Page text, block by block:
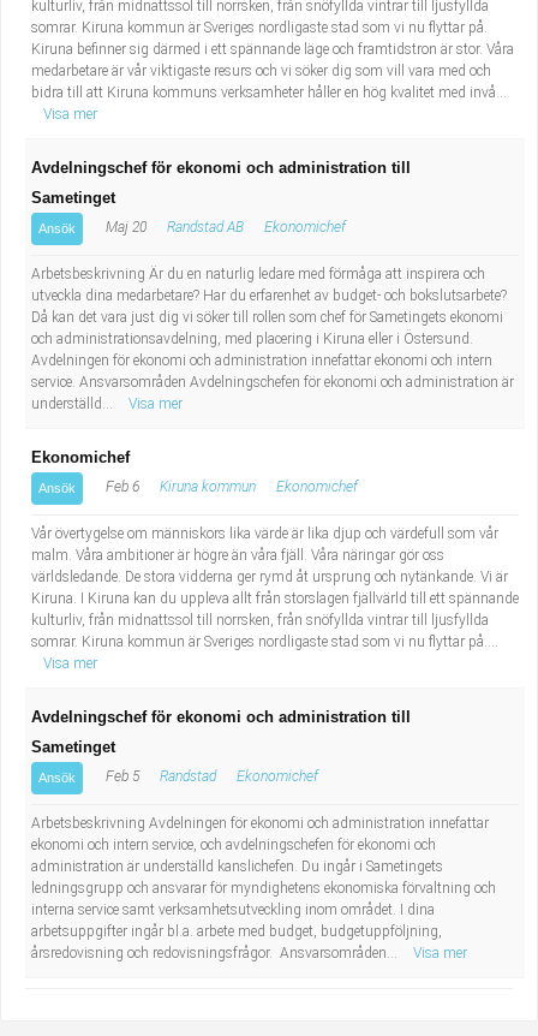
kulturliv, från midnattssol till norrsken, från snöfyllda vintrar till ljusfyllda
somrar. Kiruna kommun är Sveriges nordligaste stad som vi nu flyttar på.
Kiruna befinner sig därmed i ett spännande läge och framtidstron är stor. Våra
medarbetare är vår viktigaste resurs och vi söker dig som vill vara med och
bidra till att Kiruna kommuns verksamheter håller en hög kvalitet med invå...
Visa mer
Avdelningschef för ekonomi och administration till
Sametinget
Ansök Maj 20 Randstad AB Ekonomichef
Arbetsbeskrivning Är du en naturlig ledare med förmåga att inspirera och
utveckla dina medarbetare? Har du erfarenhet av budget- och bokslutsarbete?
Då kan det vara just dig vi söker till rollen som chef för Sametingets ekonomi
och administrationsavdelning, med placering i Kiruna eller i Östersund.
Avdelningen för ekonomi och administration innefattar ekonomi och intern
service. Ansvarsområden Avdelningschefen för ekonomi och administration är
underställd...
Visa mer
Ekonomichef
Ansök Feb 6 Kiruna kommun Ekonomichef
Vår övertygelse om människors lika värde är lika djup och värdefull som vår
malm. Våra ambitioner är högre än våra fjäll. Våra näringar gör oss
världsledande. De stora vidderna ger rymd åt ursprung och nytänkande. Vi är
Kiruna. I Kiruna kan du uppleva allt från storslagen fjällvärld till ett spännande
kulturliv, från midnattssol till norrsken, från snöfyllda vintrar till ljusfyllda
somrar. Kiruna kommun är Sveriges nordligaste stad som vi nu flyttar på....
Visa mer
Avdelningschef för ekonomi och administration till
Sametinget
Ansök Feb 5 Randstad Ekonomichef
Arbetsbeskrivning Avdelningen för ekonomi och administration innefattar
ekonomi och intern service, och avdelningschefen för ekonomi och
administration är underställd kanslichefen. Du ingår i Sametingets
ledningsgrupp och ansvarar för myndighetens ekonomiska förvaltning och
interna service samt verksamhetsutveckling inom området. I dina
arbetsuppgifter ingår bl.a. arbete med budget, budgetuppföljning,
årsredovisning och redovisningsfrågor. Ansvarsområden...
Visa mer